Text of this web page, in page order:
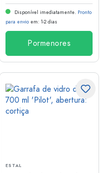
Disponível imediatamente. Pronto
para envio em: 1-2 dias
Pormenores
ESTAL